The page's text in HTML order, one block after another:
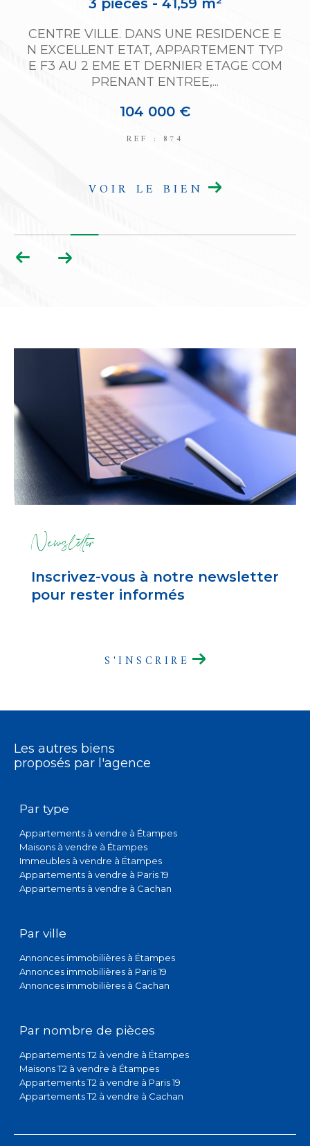
3 pièces - 41,59 m²
CENTRE VILLE. DANS UNE RESIDENCE E
N EXCELLENT ETAT, APPARTEMENT TYP
E F3 AU 2 EME ET DERNIER ETAGE COM
PRENANT ENTREE,...
104 000 €
REF : 874
VOIR LE BIEN
Newsletter
Inscrivez-vous à notre newsletter
pour rester informés
S'INSCRIRE
Les autres biens
proposés par l'agence
Par type
Appartements à vendre à Étampes
Maisons à vendre à Étampes
Immeubles à vendre à Étampes
Appartements à vendre à Paris 19
Appartements à vendre à Cachan
Par ville
Annonces immobilières à Étampes
Annonces immobilières à Paris 19
Annonces immobilières à Cachan
Par nombre de pièces
Appartements T2 à vendre à Étampes
Maisons T2 à vendre à Étampes
Appartements T2 à vendre à Paris 19
Appartements T2 à vendre à Cachan